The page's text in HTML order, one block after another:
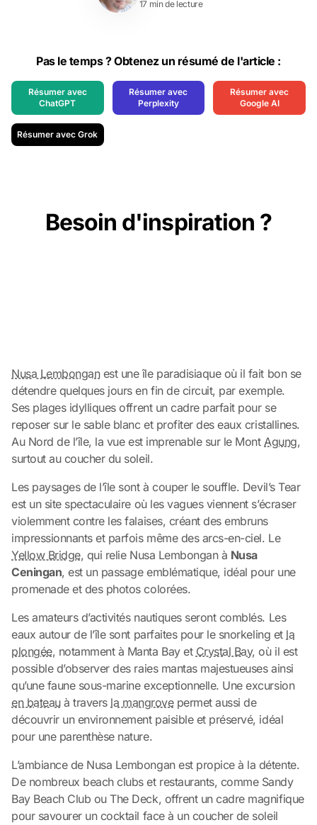
Besoin d'inspiration ?
Nusa Lembonganest une île paradisiaque où il fait bon se
détendre quelques jours en fin de circuit, par exemple.
Ses plages idylliques offrent un cadre parfait pour se
reposer sur le sable blanc et profiter des eaux cristallines.
Au Nord de l’île, la vue est imprenable sur le MontAgung,
surtout au coucher du soleil.
Les paysages de l’île sont à couper le souffle. Devil’s Tear
est un site spectaculaire où les vagues viennent s’écraser
violemment contre les falaises, créant des embruns
impressionnants et parfois même des arcs-en-ciel. Le
Yellow Bridge, qui relie Nusa Lembongan à Nusa
Ceningan, est un passage emblématique, idéal pour une
promenade et des photos colorées.
Les amateurs d’activités nautiques seront comblés. Les
eaux autour de l’île sont parfaites pour le snorkeling et la
plongée, notamment à Manta Bay et Crystal Bay, où il est
possible d’observer des raies mantas majestueuses ainsi
qu’une faune sous-marine exceptionnelle. Une excursion
en bateauà travers la mangrovepermet aussi de
découvrir un environnement paisible et préservé, idéal
pour une parenthèse nature.
L’ambiance de Nusa Lembongan est propice à la détente.
De nombreux beach clubs et restaurants, comme Sandy
Bay Beach Club ou The Deck, offrent un cadre magnifique
pour savourer un cocktail face à un coucher de soleil
17 min de lecture
Pas le temps ? Obtenez un résumé de l'article :
Résumer avec
ChatGPT
Résumer avec
Perplexity
Résumer avec
Google AI
Résumer avec Grok